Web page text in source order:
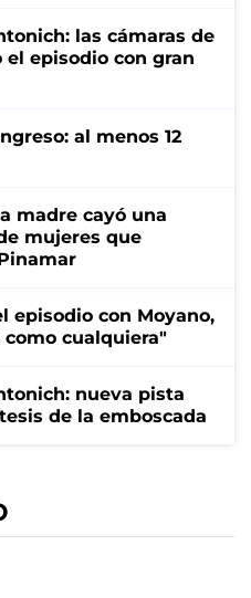
las cámaras de
episodio con gran
al menos 12
madre cayó una
mujeres que
episodio con Moyano,
como cualquiera"
nueva pista
de la emboscada